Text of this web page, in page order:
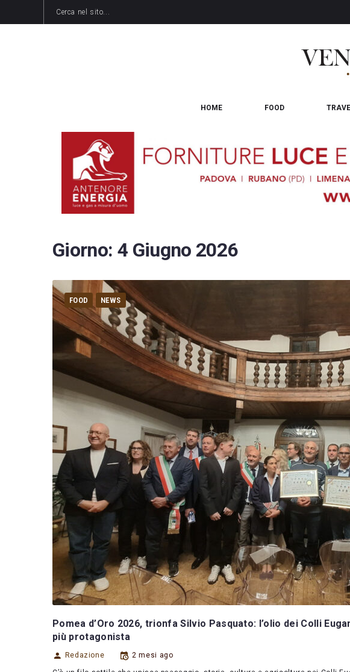
HOME FOOD
Giorno: 4 Giugno 2026
FOOD NEWS
Pomea d’Oro 2026, trionfa Silvio Pasquato: l’olio dei Colli
più protagonista
Redazione 2 mesi ago